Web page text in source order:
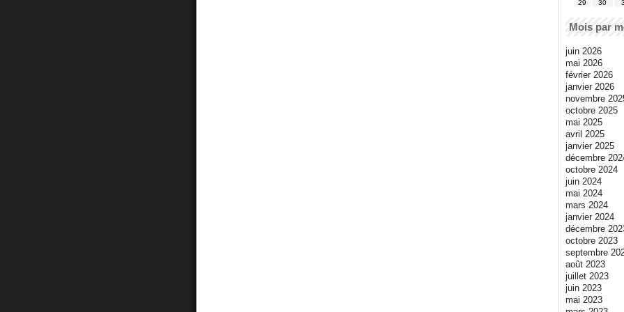
29
30
Mois par
juin 2026
mai 2026
février 2026
janvier 2026
novembre
octobre 2025
mai 2025
avril 2025
janvier 2025
décembre
octobre 2024
juin 2024
mai 2024
mars 2024
janvier 2024
décembre
octobre 2023
septembre
août 2023
juillet 2023
juin 2023
mai 2023